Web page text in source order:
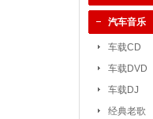
汽车音乐
车载CD
车载DVD
车载DJ
经典老歌